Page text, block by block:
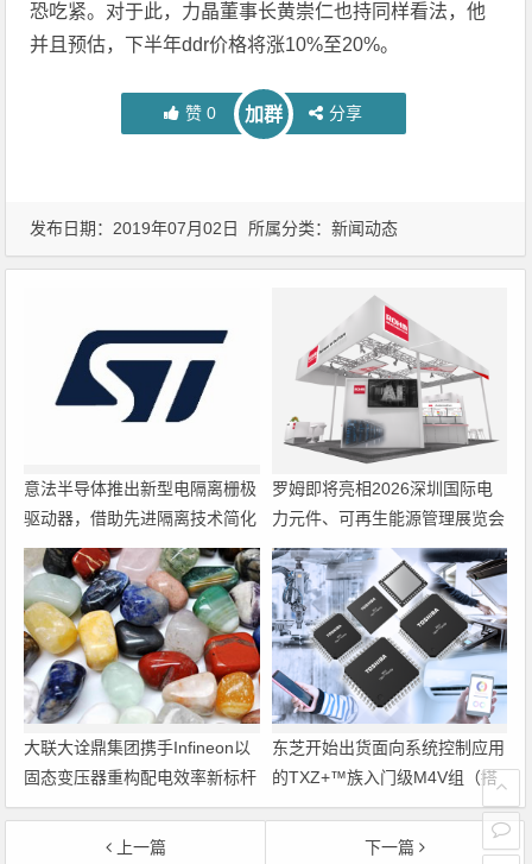
恐吃紧。对于此，力晶董事长黄崇仁也持同样看法，他
并且预估，下半年ddr价格将涨10%至20%。
赞 0 加群 分享
发布日期：2019年07月02日 所属分类：新闻动态
意法半导体推出新型电隔离栅极
驱动器，借助先进隔离技术简化
电源设计
罗姆即将亮相2026深圳国际电
力元件、可再生能源管理展览会
暨研讨会
大联大诠鼎集团携手Infineon以
固态变压器重构配电效率新标杆
东芝开始出货面向系统控制应用
的TXZ+™族入门级M4V组（搭
载Arm Cortex‑M4内核的标准微
控制器）工程样品
上一篇 下一篇